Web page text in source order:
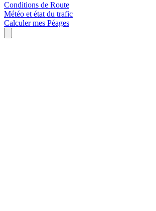
Conditions de Route
Météo et état du trafic
Calculer mes Péages